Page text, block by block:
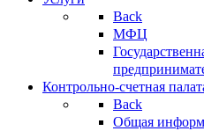
Back
МФЦ
Контрольно-счетная
Back
Общая